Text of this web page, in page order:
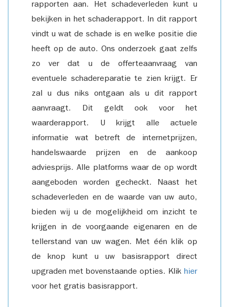
rapporten aan. Het schadeverleden kunt u
bekijken in het schaderapport. In dit rapport
vindt u wat de schade is en welke positie die
heeft op de auto. Ons onderzoek gaat zelfs
zo ver dat u de offerteaanvraag van
eventuele schadereparatie te zien krijgt. Er
zal u dus niks ontgaan als u dit rapport
aanvraagt. Dit geldt ook voor het
waarderapport. U krijgt alle actuele
informatie wat betreft de internetprijzen,
handelswaarde prijzen en de aankoop
adviesprijs. Alle platforms waar de op wordt
aangeboden worden gecheckt. Naast het
schadeverleden en de waarde van uw auto,
bieden wij u de mogelijkheid om inzicht te
krijgen in de voorgaande eigenaren en de
tellerstand van uw wagen. Met één klik op
de knop kunt u uw basisrapport direct
upgraden met bovenstaande opties. Klik hier
voor het gratis basisrapport.